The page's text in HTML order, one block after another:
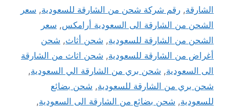
الشارقة, رقم شركة شحن من الشارقة للسعودية, سعر
الشحن من الشارقة الى السعودية أرامكس, سعر
الشحن من الشارقة للسعودية, شحن أثاث, شحن
أغراض من الشارقة للسعودية, شحن اثاث من الشارقة
الى السعودية, شحن بري من الشارقة الي السعودية,
شحن بري من الشارقة للسعودية, شحن بضائع
للسعودية, شحن بضائع من الشارقة الى السعودية,